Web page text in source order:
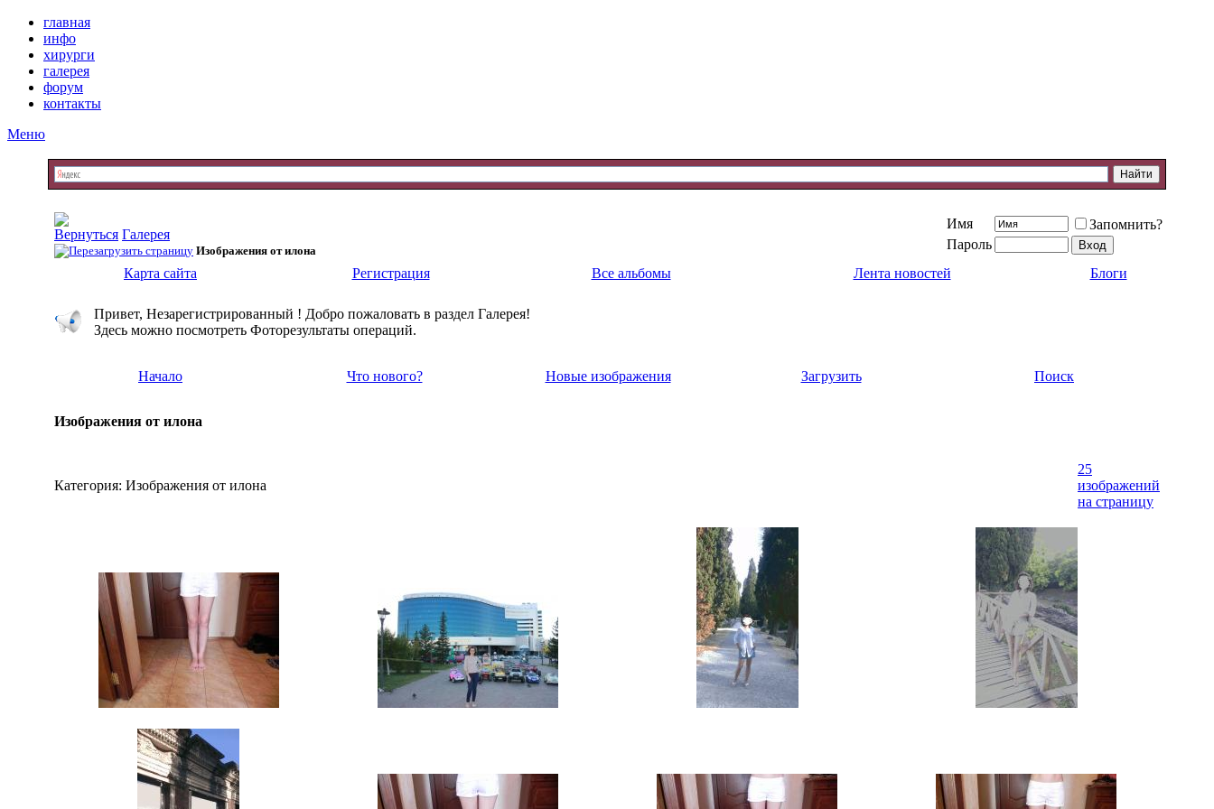
главная
инфо
хирурги
галерея
форум
контакты
Меню
Галерея
Изображения от илона
Имя
Запомнить?
Пароль
Карта сайта
Регистрация Все альбомы Лента новостей Блоги
Привет, Незарегистрированный ! Добро пожаловать в раздел Галерея!
Здесь можно посмотреть Фоторезультаты операций.
Начало Что нового? Новые изображения Загрузить Поиск
Изображения от илона
Категория: Изображения от илона
25
изображений
на страницу